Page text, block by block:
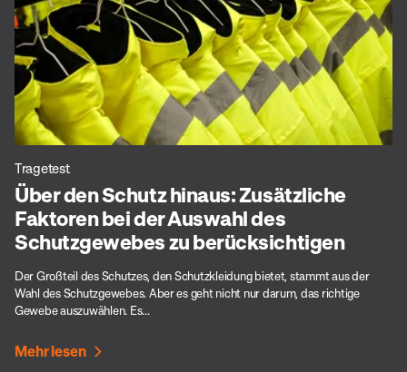
Tragetest
Über den Schutz hinaus: Zusätzliche
Faktoren bei der Auswahl des
Schutzgewebes zu berücksichtigen
Der Großteil des Schutzes, den Schutzkleidung bietet, stammt aus der
Wahl des Schutzgewebes. Aber es geht nicht nur darum, das richtige
Gewebe auszuwählen. Es...
Mehr lesen